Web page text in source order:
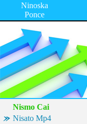
Ninoska
Ponce
Nismo Cai
Nisato Mp4